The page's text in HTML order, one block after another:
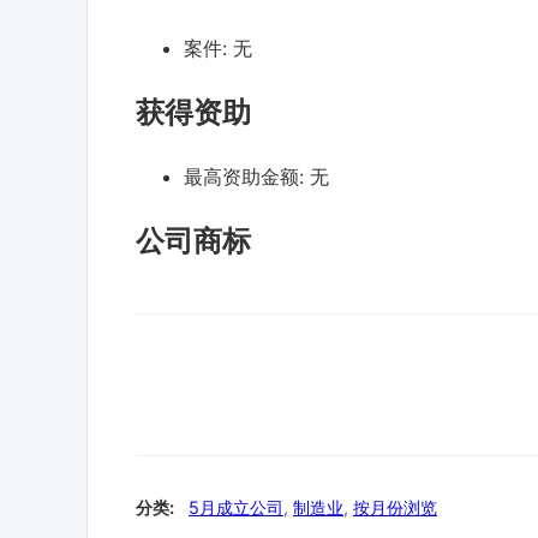
案件: 无
获得资助
最高资助金额: 无
公司商标
分类: 5月成立公司, 制造业, 按月份浏览